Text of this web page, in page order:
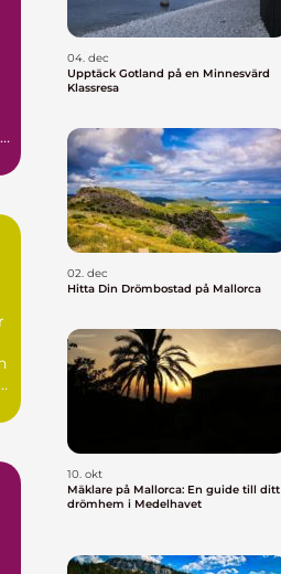
04. dec
Upptäck Gotland på en Minnesvärd
Klassresa
02. dec
Hitta Din Drömbostad på Mallorca
10. okt
Mäklare på Mallorca: En guide till ditt
drömhem i Medelhavet